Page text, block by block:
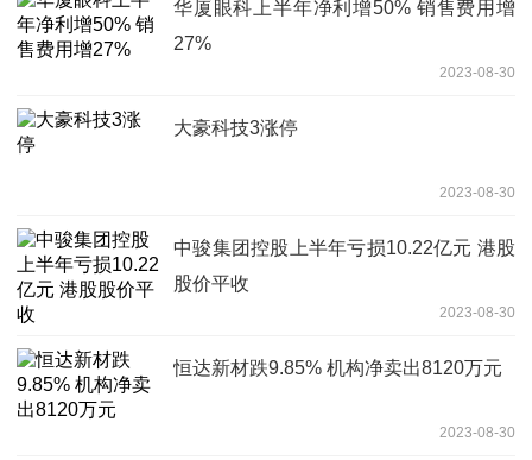
华厦眼科上半年净利增50% 销售费用增
27%
2023-08-30
大豪科技3涨停
2023-08-30
中骏集团控股上半年亏损10.22亿元 港股
股价平收
2023-08-30
恒达新材跌9.85% 机构净卖出8120万元
2023-08-30